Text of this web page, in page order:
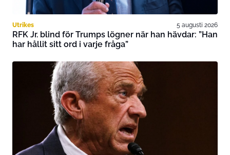
Utrikes 5 augusti 2026
RFK Jr. blind för Trumps lögner när han hävdar: ”Han
har hållit sitt ord i varje fråga”